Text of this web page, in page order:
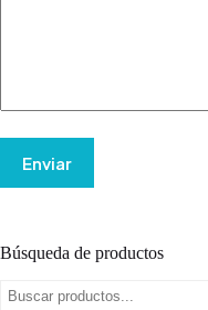
Enviar
Búsqueda de productos